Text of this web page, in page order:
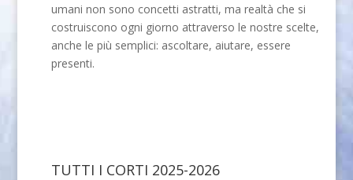
umani non sono concetti astratti, ma realtà che si
costruiscono ogni giorno attraverso le nostre scelte,
anche le più semplici: ascoltare, aiutare, essere
presenti.
TUTTI I CORTI 2025-2026